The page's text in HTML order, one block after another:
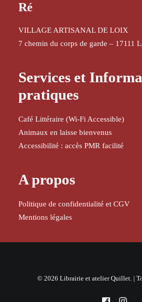
Ré
VILLAGE ARTISANAL DE LOIX
7 chemin du corps de garde – 17111
Services et
pratiques
Café Littéraire (Wi-Fi Accessible)
Animaux en laisse bienvenus
Accessibilité : accès PMR facilité
A propos
Politique de confidentialité et CGV
Mentions légales
© 2026 Librairie et atelier Quillet. |